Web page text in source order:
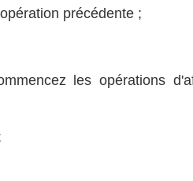
précédente ;
les opérations